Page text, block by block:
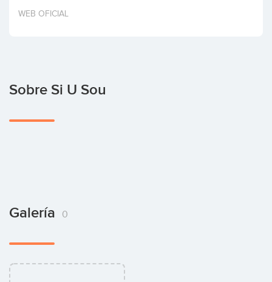
Invertir
WEB OFICIAL
Sobre Si U Sou
Galería 0